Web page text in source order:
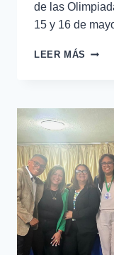
de las
15 y 16 de
LEER MÁS